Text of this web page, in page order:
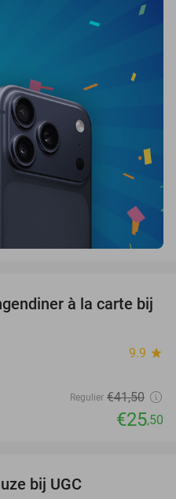
39%
à la carte bij
9.9 star
Regulier €41,50
€25,50
bij UGC